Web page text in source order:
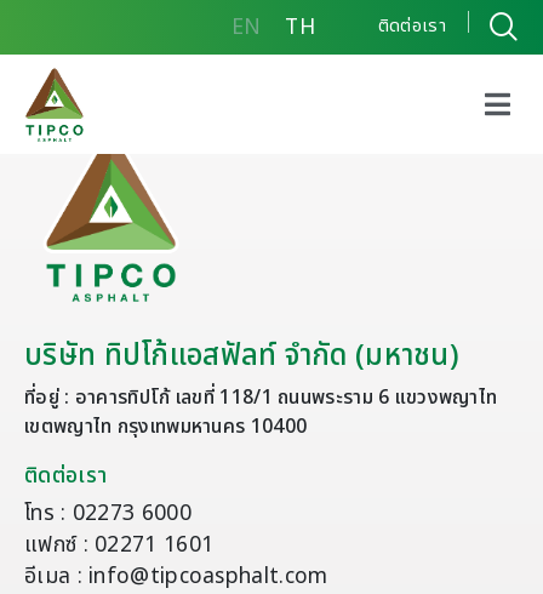
EN TH ติดต่อเรา
บริษัท ทิปโก้แอสฟัลท์ จำกัด (มหาชน)
ที่อยู่ : อาคารทิปโก้ เลขที่ 118/1 ถนนพระราม 6 แขวงพญาไท
เขตพญาไท กรุงเทพมหานคร 10400
ติดต่อเรา
โทร : 02273 6000
แฟกซ์ : 02271 1601
อีเมล : info@tipcoasphalt.com